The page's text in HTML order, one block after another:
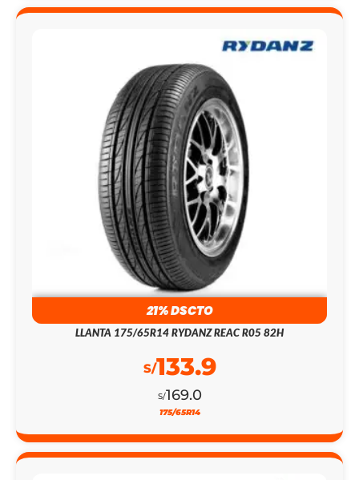
21% DSCTO
LLANTA 175/65R14 RYDANZ REAC R05 82H
S/169.0
S/133.9
175/65R14